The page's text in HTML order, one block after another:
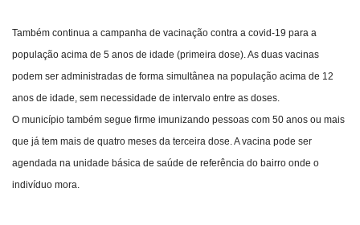
Também continua a campanha de vacinação contra a covid-19 para a
população acima de 5 anos de idade (primeira dose). As duas vacinas
podem ser administradas de forma simultânea na população acima de 12
anos de idade, sem necessidade de intervalo entre as doses.
O município também segue firme imunizando pessoas com 50 anos ou mais
que já tem mais de quatro meses da terceira dose. A vacina pode ser
agendada na unidade básica de saúde de referência do bairro onde o
indivíduo mora.